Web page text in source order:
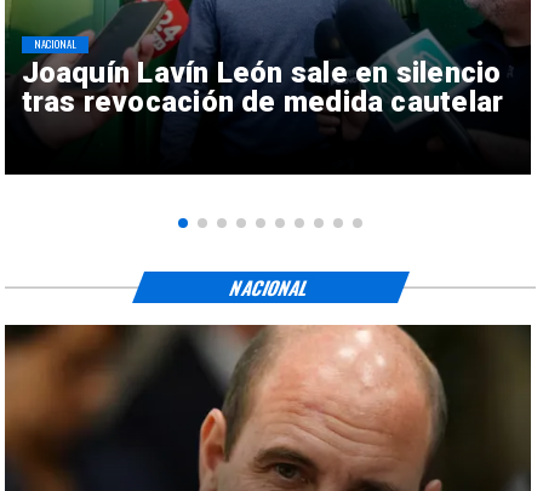
Joaquín Lavín León sale en silencio
tras revocación de medida cautelar
NACIONAL
NACIONAL